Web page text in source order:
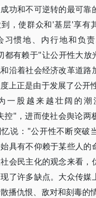
功和不可逆转的最可靠
，使群众和'基层'享有
习惯地、内行地和负
都有赖于"让公开性大放
沿着社会经济改革道路
上正是由于发展了公开
一股越来越壮阔的潮
控"，进而使社会舆论两
说："公开性不断突破
具有不仰赖于某些人的
会民主化的观念来看，
了许多缺点。大众传媒
播仇恨、敌对和刻毒的